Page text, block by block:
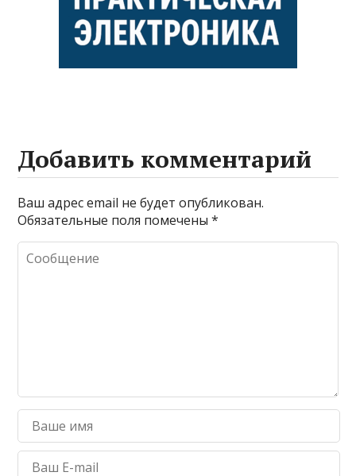
Добавить комментарий
Ваш адрес email не будет опубликован.
Обязательные поля помечены*